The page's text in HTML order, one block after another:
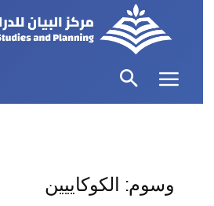
وسوم: الكوكاييين